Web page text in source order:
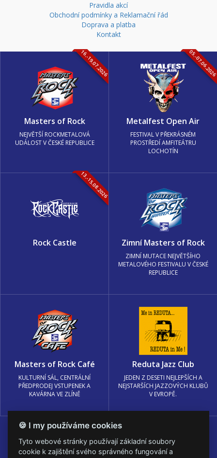
Pravidla akcí
Obchodní podmínky a Reklamační řád
Doprava a platba
Kontakt
16.-19.07.2026
Masters of Rock
NEJVĚTŠÍ ROCKMETALOVÁ
UDÁLOST V ČESKÉ REPUBLICE
05.-
Metalfest Open Air
FESTIVAL V PŘEKRÁSNÉM
PROSTŘEDÍ AMFITEÁTRU
LOCHOTÍN
13.-15.08.2026
Rock Castle Zimní Masters of Rock
ZIMNÍ MUTACE NEJVĚTŠÍHO
METALOVÉHO FESTIVALU V ČESKÉ
REPUBLICE
Masters of Rock Café
KULTURNÍ SÁL, CENTRÁLNÍ
PŘEDPRODEJ VSTUPENEK A
KAVÁRNA VE ZLÍNĚ
Reduta Jazz Club
JEDEN Z DESETI NEJLEPŠÍCH A
NEJSTARŠÍCH JAZZOVÝCH KLUBŮ
V EVROPĚ.
🍪 I my používáme cookies
Tyto webové stránky používají základní soubory
cookie k zajištění svého správného fungování a